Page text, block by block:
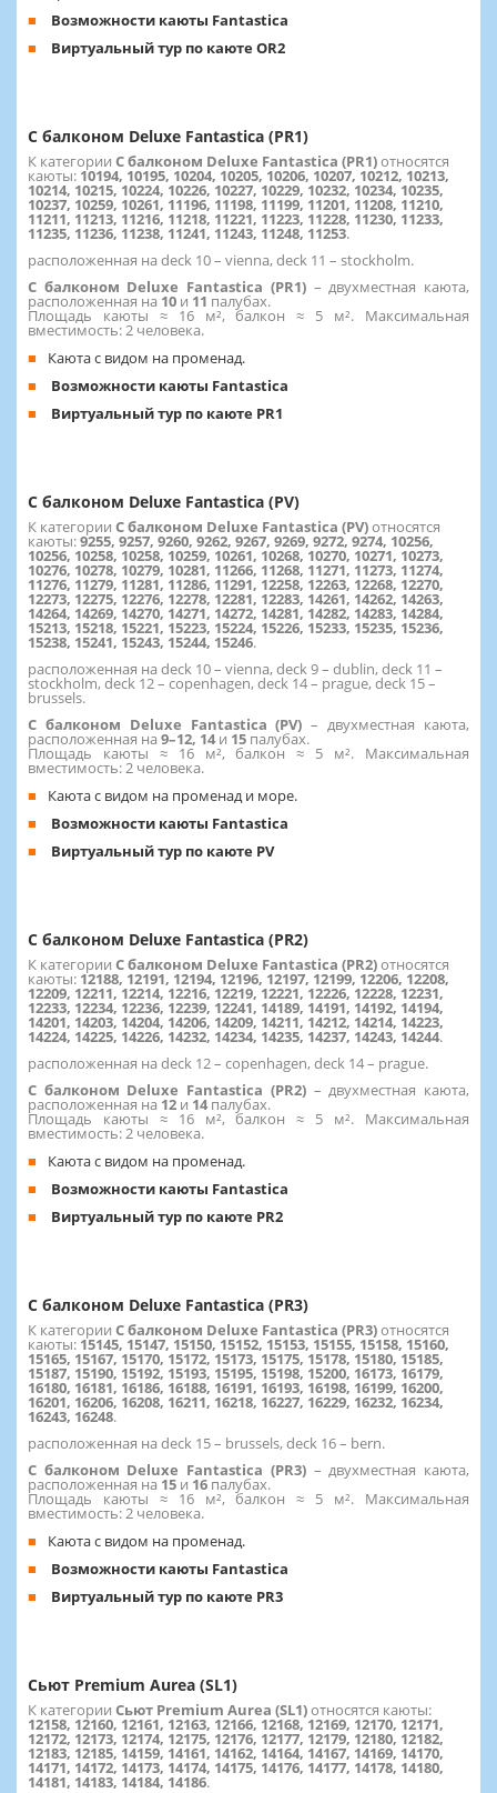
Возможности каюты Fantastica
Виртуальный тур по каюте OR2
С балконом Deluxe Fantastica (PR1)
К категории С балконом Deluxe Fantastica (PR1)относятся
каюты: 10194, 10195, 10204, 10205, 10206, 10207, 10212, 10213,
10214, 10215, 10224, 10226, 10227, 10229, 10232, 10234, 10235,
10237, 10259, 10261, 11196, 11198, 11199, 11201, 11208, 11210,
11211, 11213, 11216, 11218, 11221, 11223, 11228, 11230, 11233,
11235, 11236, 11238, 11241, 11243, 11248, 11253.
расположенная на deck 10 – vienna, deck 11 – stockholm.
С балконом Deluxe Fantastica (PR1)– двухместная каюта,
расположенная на 10 и 11 палубах.
Площадь каюты ≈ 16 м², балкон ≈ 5 м². Максимальная
вместимость: 2 человека.
Каюта с видом на променад.
Возможности каюты Fantastica
Виртуальный тур по каюте PR1
С балконом Deluxe Fantastica (PV)
К категории С балконом Deluxe Fantastica (PV)относятся
каюты:9255, 9257, 9260, 9262, 9267, 9269, 9272, 9274, 10256,
10256, 10258, 10258, 10259, 10261, 10268, 10270, 10271, 10273,
10276, 10278, 10279, 10281, 11266, 11268, 11271, 11273, 11274,
11276, 11279, 11281, 11286, 11291, 12258, 12263, 12268, 12270,
12273, 12275, 12276, 12278, 12281, 12283, 14261, 14262, 14263,
14264, 14269, 14270, 14271, 14272, 14281, 14282, 14283, 14284,
15213, 15218, 15221, 15223, 15224, 15226, 15233, 15235, 15236,
15238, 15241, 15243, 15244, 15246.
расположенная на deck 10 – vienna, deck 9 – dublin, deck 11 –
stockholm, deck 12 – copenhagen, deck 14 – prague, deck 15 –
brussels.
С балконом Deluxe Fantastica (PV) – двухместная каюта,
расположенная на 9–12, 14и 15 палубах.
Площадь каюты ≈ 16 м², балкон ≈ 5 м². Максимальная
вместимость: 2 человека.
Каюта с видом на променад и море.
Возможности каюты Fantastica
Виртуальный тур по каюте PV
С балконом Deluxe Fantastica (PR2)
К категории С балконом Deluxe Fantastica (PR2)относятся
каюты: 12188, 12191, 12194, 12196, 12197, 12199, 12206, 12208,
12209, 12211, 12214, 12216, 12219, 12221, 12226, 12228, 12231,
12233, 12234, 12236, 12239, 12241, 14189, 14191, 14192, 14194,
14201, 14203, 14204, 14206, 14209, 14211, 14212, 14214, 14223,
14224, 14225, 14226, 14232, 14234, 14235, 14237, 14243, 14244.
расположенная на deck 12 – copenhagen, deck 14 – prague.
С балконом Deluxe Fantastica (PR2)– двухместная каюта,
расположенная на 12 и 14палубах.
Площадь каюты ≈ 16 м², балкон ≈ 5 м². Максимальная
вместимость: 2 человека.
Каюта с видом на променад.
Возможности каюты Fantastica
Виртуальный тур по каюте PR2
С балконом Deluxe Fantastica (PR3)
К категории С балконом Deluxe Fantastica (PR3)относятся
каюты: 15145, 15147, 15150, 15152, 15153, 15155, 15158, 15160,
15165, 15167, 15170, 15172, 15173, 15175, 15178, 15180, 15185,
15187, 15190, 15192, 15193, 15195, 15198, 15200, 16173, 16179,
16180, 16181, 16186, 16188, 16191, 16193, 16198, 16199, 16200,
16201, 16206, 16208, 16211, 16218, 16227, 16229, 16232, 16234,
16243, 16248.
расположенная на deck 15 – brussels, deck 16 – bern.
С балконом Deluxe Fantastica (PR3)– двухместная каюта,
расположенная на 15 и 16 палубах.
Площадь каюты ≈ 16 м², балкон ≈ 5 м². Максимальная
вместимость: 2 человека.
Каюта с видом на променад.
Возможности каюты Fantastica
Виртуальный тур по каюте PR3
Сьют Premium Aurea (SL1)
К категории Сьют Premium Aurea (SL1)относятся каюты:
12158, 12160, 12161, 12163, 12166, 12168, 12169, 12170, 12171,
12172, 12173, 12174, 12175, 12176, 12177, 12179, 12180, 12182,
12183, 12185, 14159, 14161, 14162, 14164, 14167, 14169, 14170,
14171, 14172, 14173, 14174, 14175, 14176, 14177, 14178, 14180,
14181, 14183, 14184, 14186.